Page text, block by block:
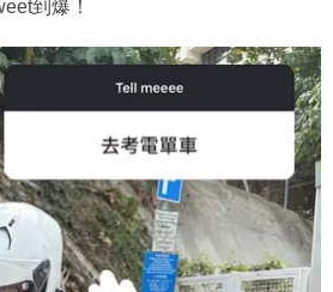
到爆！